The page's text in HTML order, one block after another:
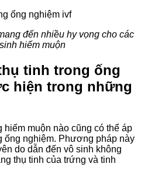
đến nhiều hy vọng cho các
hiếm muộn
tinh trong ống
hiện trong những
hiếm muộn nào cũng có thể áp
ống nghiệm. Phương pháp này
do dẫn đến vô sinh không
thụ tinh của trứng và tinh